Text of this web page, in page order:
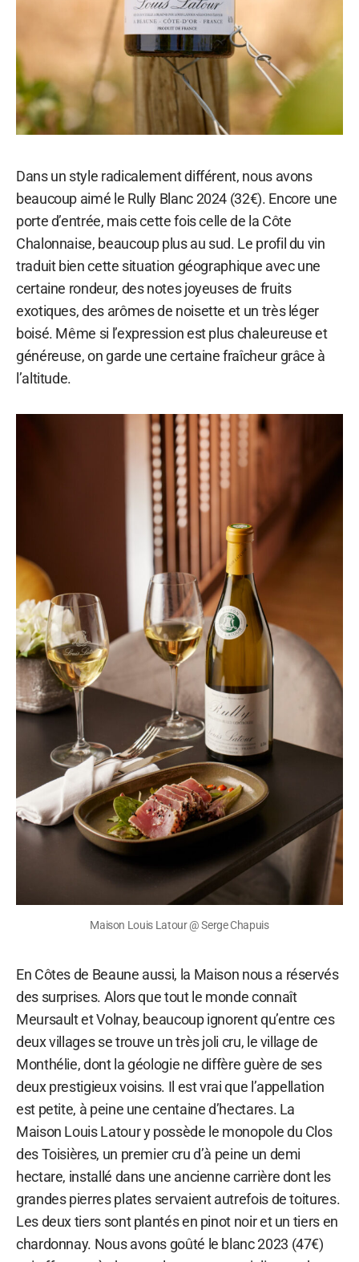
Dans un style radicalement différent, nous avons
beaucoup aimé le Rully Blanc 2024 (32€). Encore une
porte d’entrée, mais cette fois celle de la Côte
Chalonnaise, beaucoup plus au sud. Le profil du vin
traduit bien cette situation géographique avec une
certaine rondeur, des notes joyeuses de fruits
exotiques, des arômes de noisette et un très léger
boisé. Même si l’expression est plus chaleureuse et
généreuse, on garde une certaine fraîcheur grâce à
l’altitude.
Maison Louis Latour @ Serge Chapuis
En Côtes de Beaune aussi, la Maison nous a réservés
des surprises. Alors que tout le monde connaît
Meursault et Volnay, beaucoup ignorent qu’entre ces
deux villages se trouve un très joli cru, le village de
Monthélie, dont la géologie ne diffère guère de ses
deux prestigieux voisins. Il est vrai que l’appellation
est petite, à peine une centaine d’hectares. La
Maison Louis Latour y possède le monopole du Clos
des Toisières, un premier cru d’à peine un demi
hectare, installé dans une ancienne carrière dont les
grandes pierres plates servaient autrefois de toitures.
Les deux tiers sont plantés en pinot noir et un tiers en
chardonnay. Nous avons goûté le blanc 2023 (47€)